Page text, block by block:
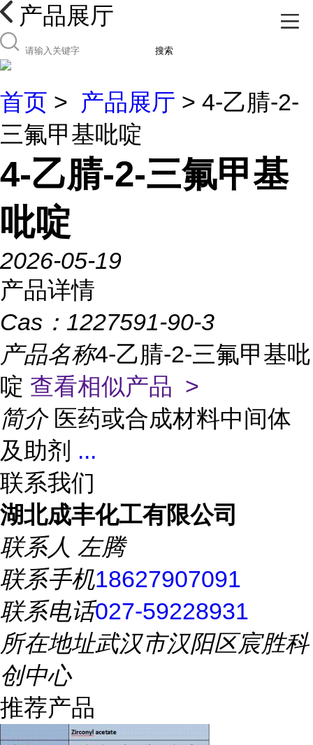
产品展厅
搜索
首页 > 产品展厅 > 4-乙腈-2-
三氟甲基吡啶
4-乙腈-2-三氟甲基
吡啶
2026-05-19
产品详情
Cas： 1227591-90-3
产品名称4-乙腈-2-三氟甲基吡
啶 查看相似产品 >
简介 医药或合成材料中间体
及助剂 ...
联系我们
湖北成丰化工有限公司
联系人 左腾
联系手机18627907091
联系电话027-59228931
所在地址武汉市汉阳区宸胜科
创中心
推荐产品